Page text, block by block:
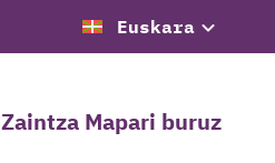
Euskara
Zaintza Mapari buruz